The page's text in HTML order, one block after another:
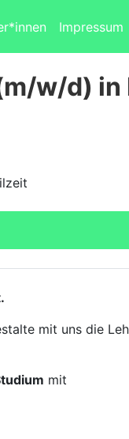
Impressum
w/d) in
mit uns die
mit